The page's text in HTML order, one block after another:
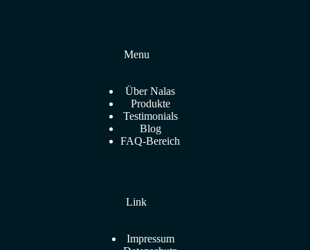
Menu
Über Nalas
Produkte
Testimonials
Blog
FAQ-Bereich
Link
Impressum